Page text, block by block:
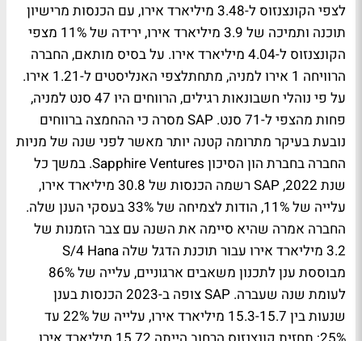
לצפי הקונצנזוס ל-3.48 מיליארד אירו, עם הכנסות מרישיון
תוכנה ותמיכה של 3.9 מיליארד אירו, ירידה של 11% מצפי
הקונצנזוס ל-4.04 מיליארד אירו. על בסיס מותאם, החברה
הרוויחה 1 אירו למניה, מתחתלצפי האנליסטים ל-1.21 אירו.
על פי נוהלי חשבונאות רגילים, הרווחים היו 47 סנט למניה,
פחות מהצפי ל-71 סנט. SAP מסרה כי ההחמצה ברווחים
נובעת בעיקר מתרומה קטנה יותר מאשר לפני שנה של מניות
החברה בחברת הון הסיכון Sapphire Ventures. במשך כל
שנת 2022, SAP רשמה הכנסות של 30.8 מיליארד אירו,
עלייה של 11%, הודות לצמיחה של 33% בעסקי הענן שלה.
החברה אמרה שהיא סיימה את השנה עם צבר הזמנות של
3.2 מיליארד אירו עבור תוכנת הדגל שלה S/4 Hana
מבוססת ענן לתכנון משאבים ארגוניים, עלייה של 86%
לעומת שנה שעברה. SAP צופה ב-2023 הכנסות בענן
שנעות בין 15.3-15.7 מיליארד אירו, עלייה של 22% עד